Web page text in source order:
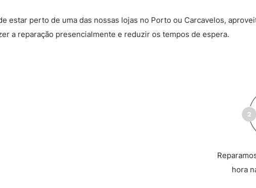
estar perto de uma das nossas lojas no Porto ou Carcavelos,
a reparação presencialmente e reduzir os tempos de espera.
hora